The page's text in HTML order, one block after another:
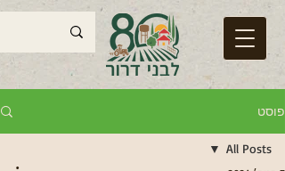
פוסט
All Posts